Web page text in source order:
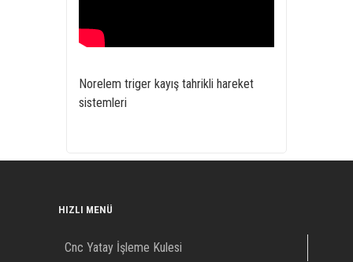
Norelem triger kayış tahrikli hareket
sistemleri
HIZLI MENÜ
Cnc Yatay İşleme Kulesi